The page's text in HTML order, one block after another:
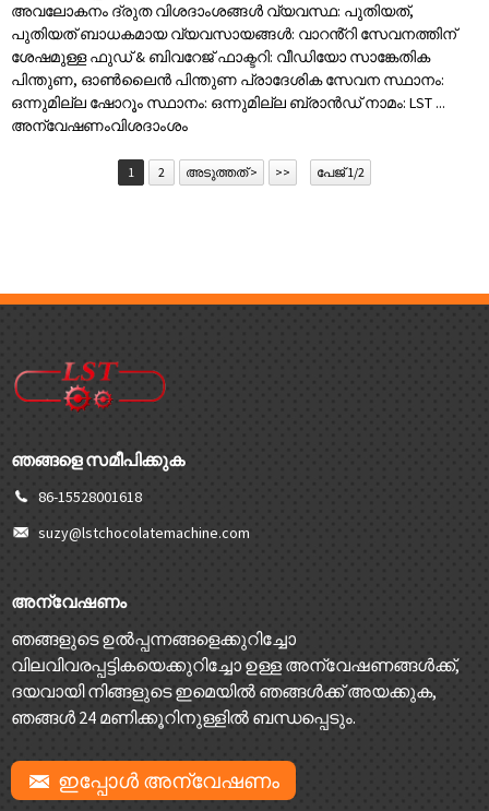
അവലോകനം ദ്രുത വിശദാംശങ്ങൾ വ്യവസ്ഥ: പുതിയത്,
പുതിയത് ബാധകമായ വ്യവസായങ്ങൾ: വാറൻ്റി സേവനത്തിന്
ശേഷമുള്ള ഫുഡ് & ബിവറേജ് ഫാക്ടറി: വീഡിയോ സാങ്കേതിക
പിന്തുണ, ഓൺലൈൻ പിന്തുണ പ്രാദേശിക സേവന സ്ഥാനം:
ഒന്നുമില്ല ഷോറൂം സ്ഥാനം: ഒന്നുമില്ല ബ്രാൻഡ് നാമം: LST ...
അന്വേഷണംവിശദാംശം
1 2 അടുത്തത് > >> പേജ് 1/2
ഞങ്ങളെ സമീപിക്കുക
86-15528001618
suzy@lstchocolatemachine.com
അന്വേഷണം
ഞങ്ങളുടെ ഉൽപ്പന്നങ്ങളെക്കുറിച്ചോ
വിലവിവരപ്പട്ടികയെക്കുറിച്ചോ ഉള്ള അന്വേഷണങ്ങൾക്ക്,
ദയവായി നിങ്ങളുടെ ഇമെയിൽ ഞങ്ങൾക്ക് അയക്കുക,
ഞങ്ങൾ 24 മണിക്കൂറിനുള്ളിൽ ബന്ധപ്പെടും.
ഇപ്പോൾ അന്വേഷണം